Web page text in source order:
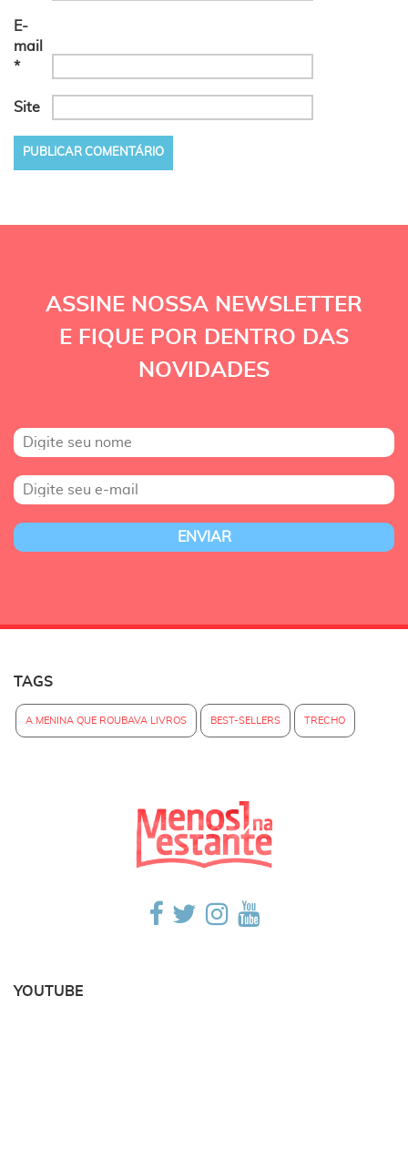
E-
mail
*
Site
ASSINE NOSSA NEWSLETTER
E FIQUE POR DENTRO DAS
NOVIDADES
TAGS
A MENINA QUE ROUBAVA LIVROS BEST-SELLERS TRECHO
YOUTUBE